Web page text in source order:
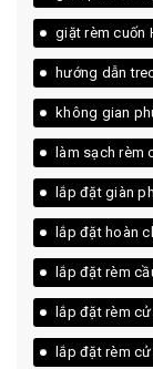
giặt rèm cuốn
hướng dẫn
không gian
làm sạch rèm
lắp đặt giàn
lắp đặt hoàn
lắp đặt rèm
lắp đặt rèm
lắp đặt rèm